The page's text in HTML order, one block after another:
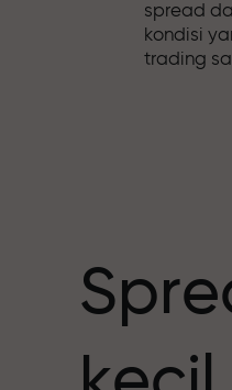
spread
kondisi
trading
nilai